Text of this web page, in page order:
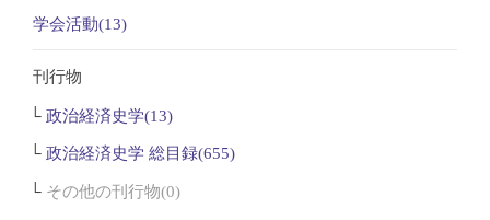
学会活動(13)
刊行物
政治経済史学(13)
政治経済史学 総目録(655)
その他の刊行物